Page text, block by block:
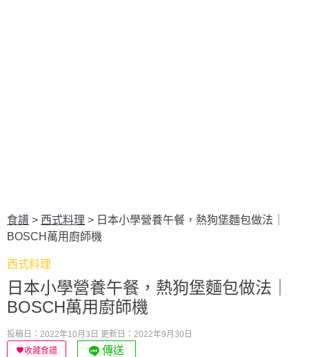
食譜 > 西式料理 > 日本小學營養午餐，熱狗堡麵包做法｜
BOSCH萬用廚師機
西式料理
日本小學營養午餐，熱狗堡麵包做法｜
BOSCH萬用廚師機
投稿日：2022年10月3日 更新日：2022年9月30日
收藏食譜
傳送